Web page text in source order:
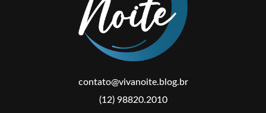
contato@vivanoite.blog.br
(12) 98820.2010